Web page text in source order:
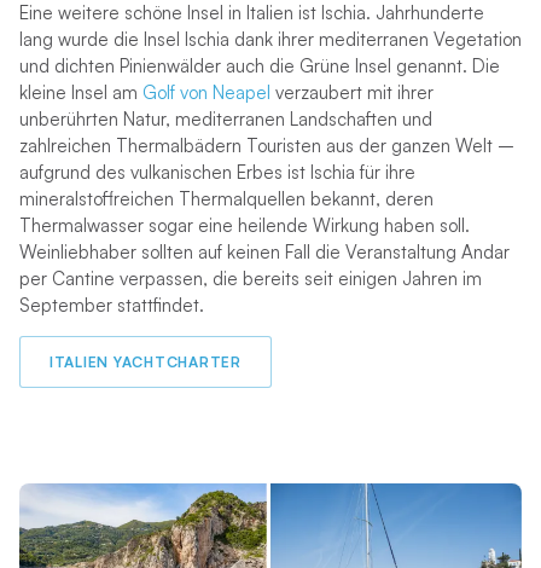
Eine weitere schöne Insel in Italien ist Ischia. Jahrhunderte
lang wurde die Insel Ischia dank ihrer mediterranen Vegetation
und dichten Pinienwälder auch die Grüne Insel genannt. Die
kleine Insel am Golf von Neapel verzaubert mit ihrer
unberührten Natur, mediterranen Landschaften und
zahlreichen Thermalbädern Touristen aus der ganzen Welt –
aufgrund des vulkanischen Erbes ist Ischia für ihre
mineralstoffreichen Thermalquellen bekannt, deren
Thermalwasser sogar eine heilende Wirkung haben soll.
Weinliebhaber sollten auf keinen Fall die Veranstaltung Andar
per Cantine verpassen, die bereits seit einigen Jahren im
September stattfindet.
ITALIEN YACHTCHARTER